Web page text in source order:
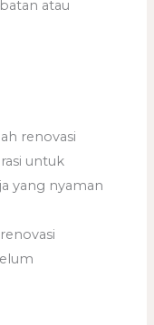
atau
renovasi
untuk
yang nyaman